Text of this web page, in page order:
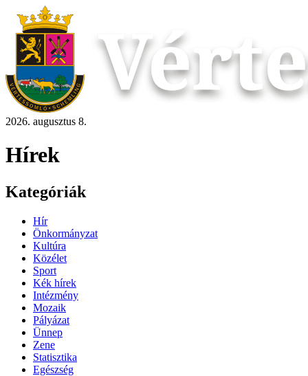
2026. augusztus 8.
Hírek
Kategóriák
Hír
Önkormányzat
Kultúra
Közélet
Sport
Kék hírek
Intézmény
Mozaik
Pályázat
Ünnep
Zene
Statisztika
Egészség